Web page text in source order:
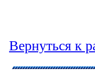
Вернуться к